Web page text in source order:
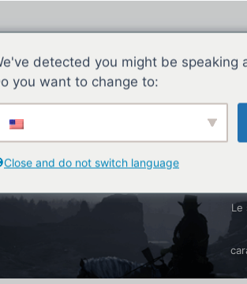
Le
detected you might be speaking
you want to change to:
Close and do not switch language